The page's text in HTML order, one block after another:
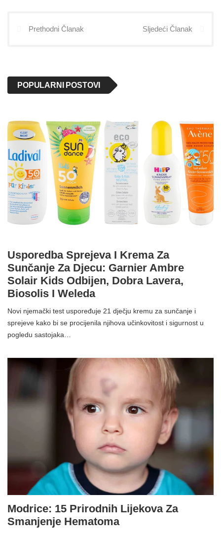
Prethodni Članak Sljedeći Članak
POPULARNI POSTOVI
Usporedba Sprejeva I Krema Za
Sunčanje Za Djecu: Garnier Ambre
Solair Kids Odbijen, Dobra Lavera,
Biosolis I Weleda
Novi njemački test uspoređuje 21 dječju kremu za sunčanje i
sprejeve kako bi se procijenila njihova učinkovitost i sigurnost u
pogledu sastojaka…
Modrice: 15 Prirodnih Lijekova Za
Smanjenje Hematoma